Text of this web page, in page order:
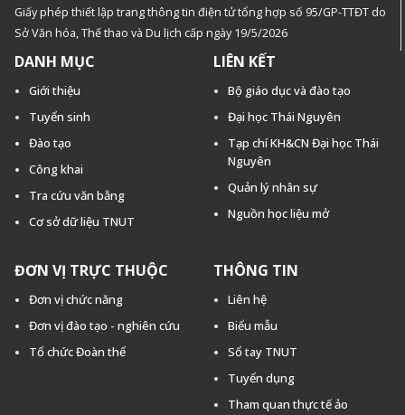
Giấy phép thiết lập trang thông tin điện tử tổng hợp số 95/GP-TTĐT do
Sở Văn hóa, Thế thao và Du lịch cấp ngày 19/5/2026
DANH MỤC
Giới thiệu
Tuyển sinh
Đào tạo
Công khai
Tra cứu văn bằng
Cơ sở dữ liệu TNUT
LIÊN KẾT
Bộ giáo dục và đào tạo
Đại học Thái Nguyên
Tạp chí KH&CN Đại học Thái
Nguyên
Quản lý nhân sự
Nguồn học liệu mở
ĐƠN VỊ TRỰC THUỘC
Đơn vị chức năng
Đơn vị đào tạo - nghiên cứu
Tổ chức Đoàn thể
THÔNG TIN
Liên hệ
Biểu mẫu
Sổ tay TNUT
Tuyển dụng
Tham quan thực tế ảo